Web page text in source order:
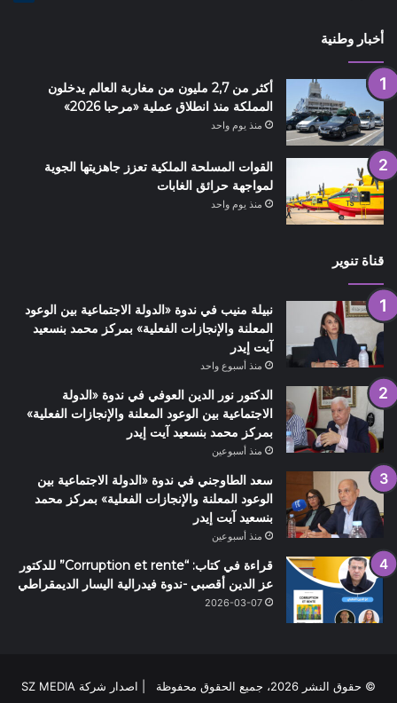
أخبار وطنية
أكثر من 2,7 مليون من مغاربة العالم يدخلون
المملكة منذ انطلاق عملية «مرحبا 2026»
منذ يوم واحد
القوات المسلحة الملكية تعزز جاهزيتها الجوية
لمواجهة حرائق الغابات
منذ يوم واحد
قناة تنوير
نبيلة منيب في ندوة «الدولة الاجتماعية بين الوعود
المعلنة والإنجازات الفعلية» بمركز محمد بنسعيد
آيت إيدر
منذ أسبوع واحد
الدكتور نور الدين العوفي في ندوة «الدولة
الاجتماعية بين الوعود المعلنة والإنجازات الفعلية»
بمركز محمد بنسعيد آيت إيدر
منذ أسبوعين
سعد الطاوجني في ندوة «الدولة الاجتماعية بين
الوعود المعلنة والإنجازات الفعلية» بمركز محمد
بنسعيد آيت إيدر
منذ أسبوعين
قراءة في كتاب: “Corruption et rente” للدكتور
عز الدين أقصبي -ندوة فيدرالية اليسار الديمقراطي
2026-03-07
© حقوق النشر 2026، جميع الحقوق محفوظة | اصدار شركة SZ MEDIA